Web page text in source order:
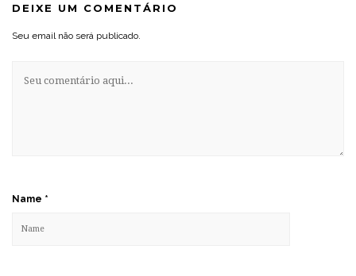
DEIXE UM COMENTÁRIO
Seu email não será publicado.
Name *